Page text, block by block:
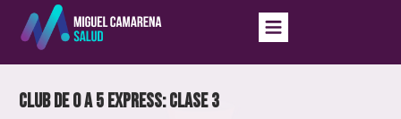
CLUB DE 0 A 5 EXPRESS: Clase 3